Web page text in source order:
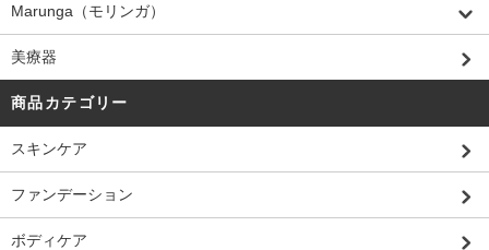
Marunga（モリンガ）
美療器
商品カテゴリー
スキンケア
ファンデーション
ボディケア